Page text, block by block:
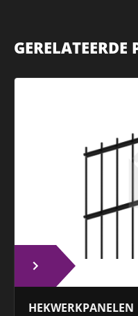
GERELATEERDE
HEKWERKPANELEN